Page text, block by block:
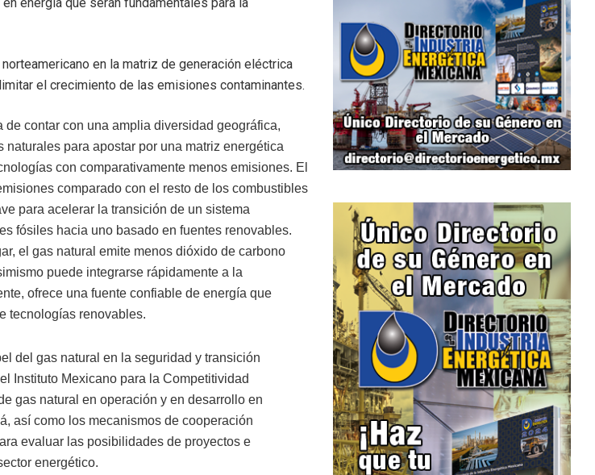
energía que serán fundamentales para la
en la matriz de generación eléctrica
el crecimiento de las emisiones contaminantes.
contar con una amplia diversidad geográfica,
naturales para apostar por una matriz energética
con comparativamente menos emisiones. El
comparado con el resto de los combustibles
para acelerar la transición de un sistema
fósiles hacia uno basado en fuentes renovables.
el gas natural emite menos dióxido de carbono
puede integrarse rápidamente a la
ofrece una fuente confiable de energía que
tecnologías renovables.
del gas natural en la seguridad y transición
Instituto Mexicano para la Competitividad
gas natural en operación y en desarrollo en
así como los mecanismos de cooperación
evaluar las posibilidades de proyectos e
energético.